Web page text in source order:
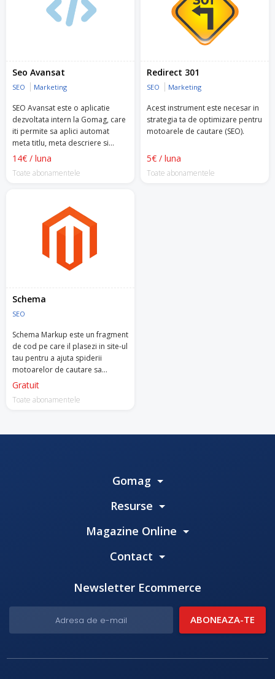
Seo Avansat
SEO Marketing
SEO Avansat este o aplicatie
dezvoltata intern la Gomag, care
iti permite sa aplici automat
meta titlu, meta descriere si
continut in paginile din magazin,
manual, pentru fiecare in parte.
14€ / luna
Toate abonamentele
Redirect 301
SEO Marketing
Acest instrument este necesar in
strategia ta de optimizare pentru
motoarele de cautare (SEO).
5€ / luna
Toate abonamentele
Schema
SEO
Schema Markup este un fragment
de cod pe care il plasezi in site-ul
tau pentru a ajuta spiderii
motoarelor de cautare sa
returneze rezultate relevante
Gratuit
Toate abonamentele
Gomag
Resurse
Magazine Online
Contact
Newsletter Ecommerce